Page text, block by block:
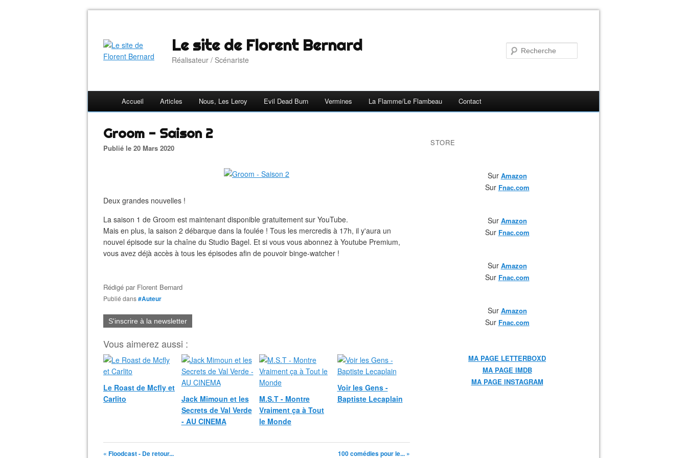
Le site de Florent Bernard
Réalisateur / Scénariste
Accueil Articles Nous, Les Leroy Evil Dead Burn Vermines La Flamme/Le Flambeau Contact
Groom - Saison 2
Publié le 20 Mars 2020
Deux grandes nouvelles !
La saison 1 de Groom est maintenant disponible gratuitement sur YouTube.
Mais en plus, la saison 2 débarque dans la foulée ! Tous les mercredis à 17h, il y'aura un
nouvel épisode sur la chaîne du Studio Bagel. Et si vous vous abonnez à Youtube Premium,
vous avez déjà accès à tous les épisodes afin de pouvoir binge-watcher !
Rédigé par Florent Bernard
Publié dans#Auteur
S'inscrire à la newsletter
Vous aimerez aussi :
Le Roast de Mcfly et
Carlito
Jack Mimoun et les
Secrets de Val Verde
- AU CINEMA
M.S.T - Montre
Vraiment ça à Tout
le Monde
Voir les Gens -
Baptiste Lecaplain
« Floodcast - De retour... 100 comédies pour le... »
STORE
Sur Amazon
Sur Fnac.com
Sur Amazon
Sur Fnac.com
Sur Amazon
Sur Fnac.com
Sur Amazon
Sur Fnac.com
MA PAGE LETTERBOXD
MA PAGE IMDB
MA PAGE INSTAGRAM